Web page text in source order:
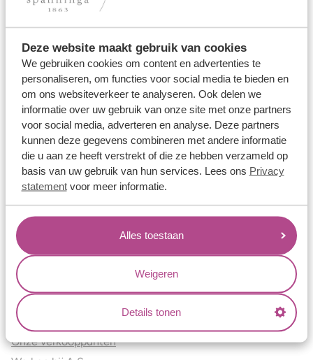
Deze website maakt gebruik van cookies
We gebruiken cookies om content en advertenties te
personaliseren, om functies voor social media te bieden en
om ons websiteverkeer te analyseren. Ook delen we
informatie over uw gebruik van onze site met onze partners
voor social media, adverteren en analyse. Deze partners
kunnen deze gegevens combineren met andere informatie
die u aan ze heeft verstrekt of die ze hebben verzameld op
basis van uw gebruik van hun services. Lees ons Privacy
statementvoor meer informatie.
Alles toestaan
Weigeren
Details tonen
Trouwringen
Memoireringen
Verlovingsringen
Vriendschapsringen
Over ons
Aller Spanninga
Historie
Certificaten
Blogs
Jouw voordelen
Conflictvrije Materialen
Oneindig veel mogelijkheden
Kwaliteit
Juweliers & Contact
Onze verkooppunten